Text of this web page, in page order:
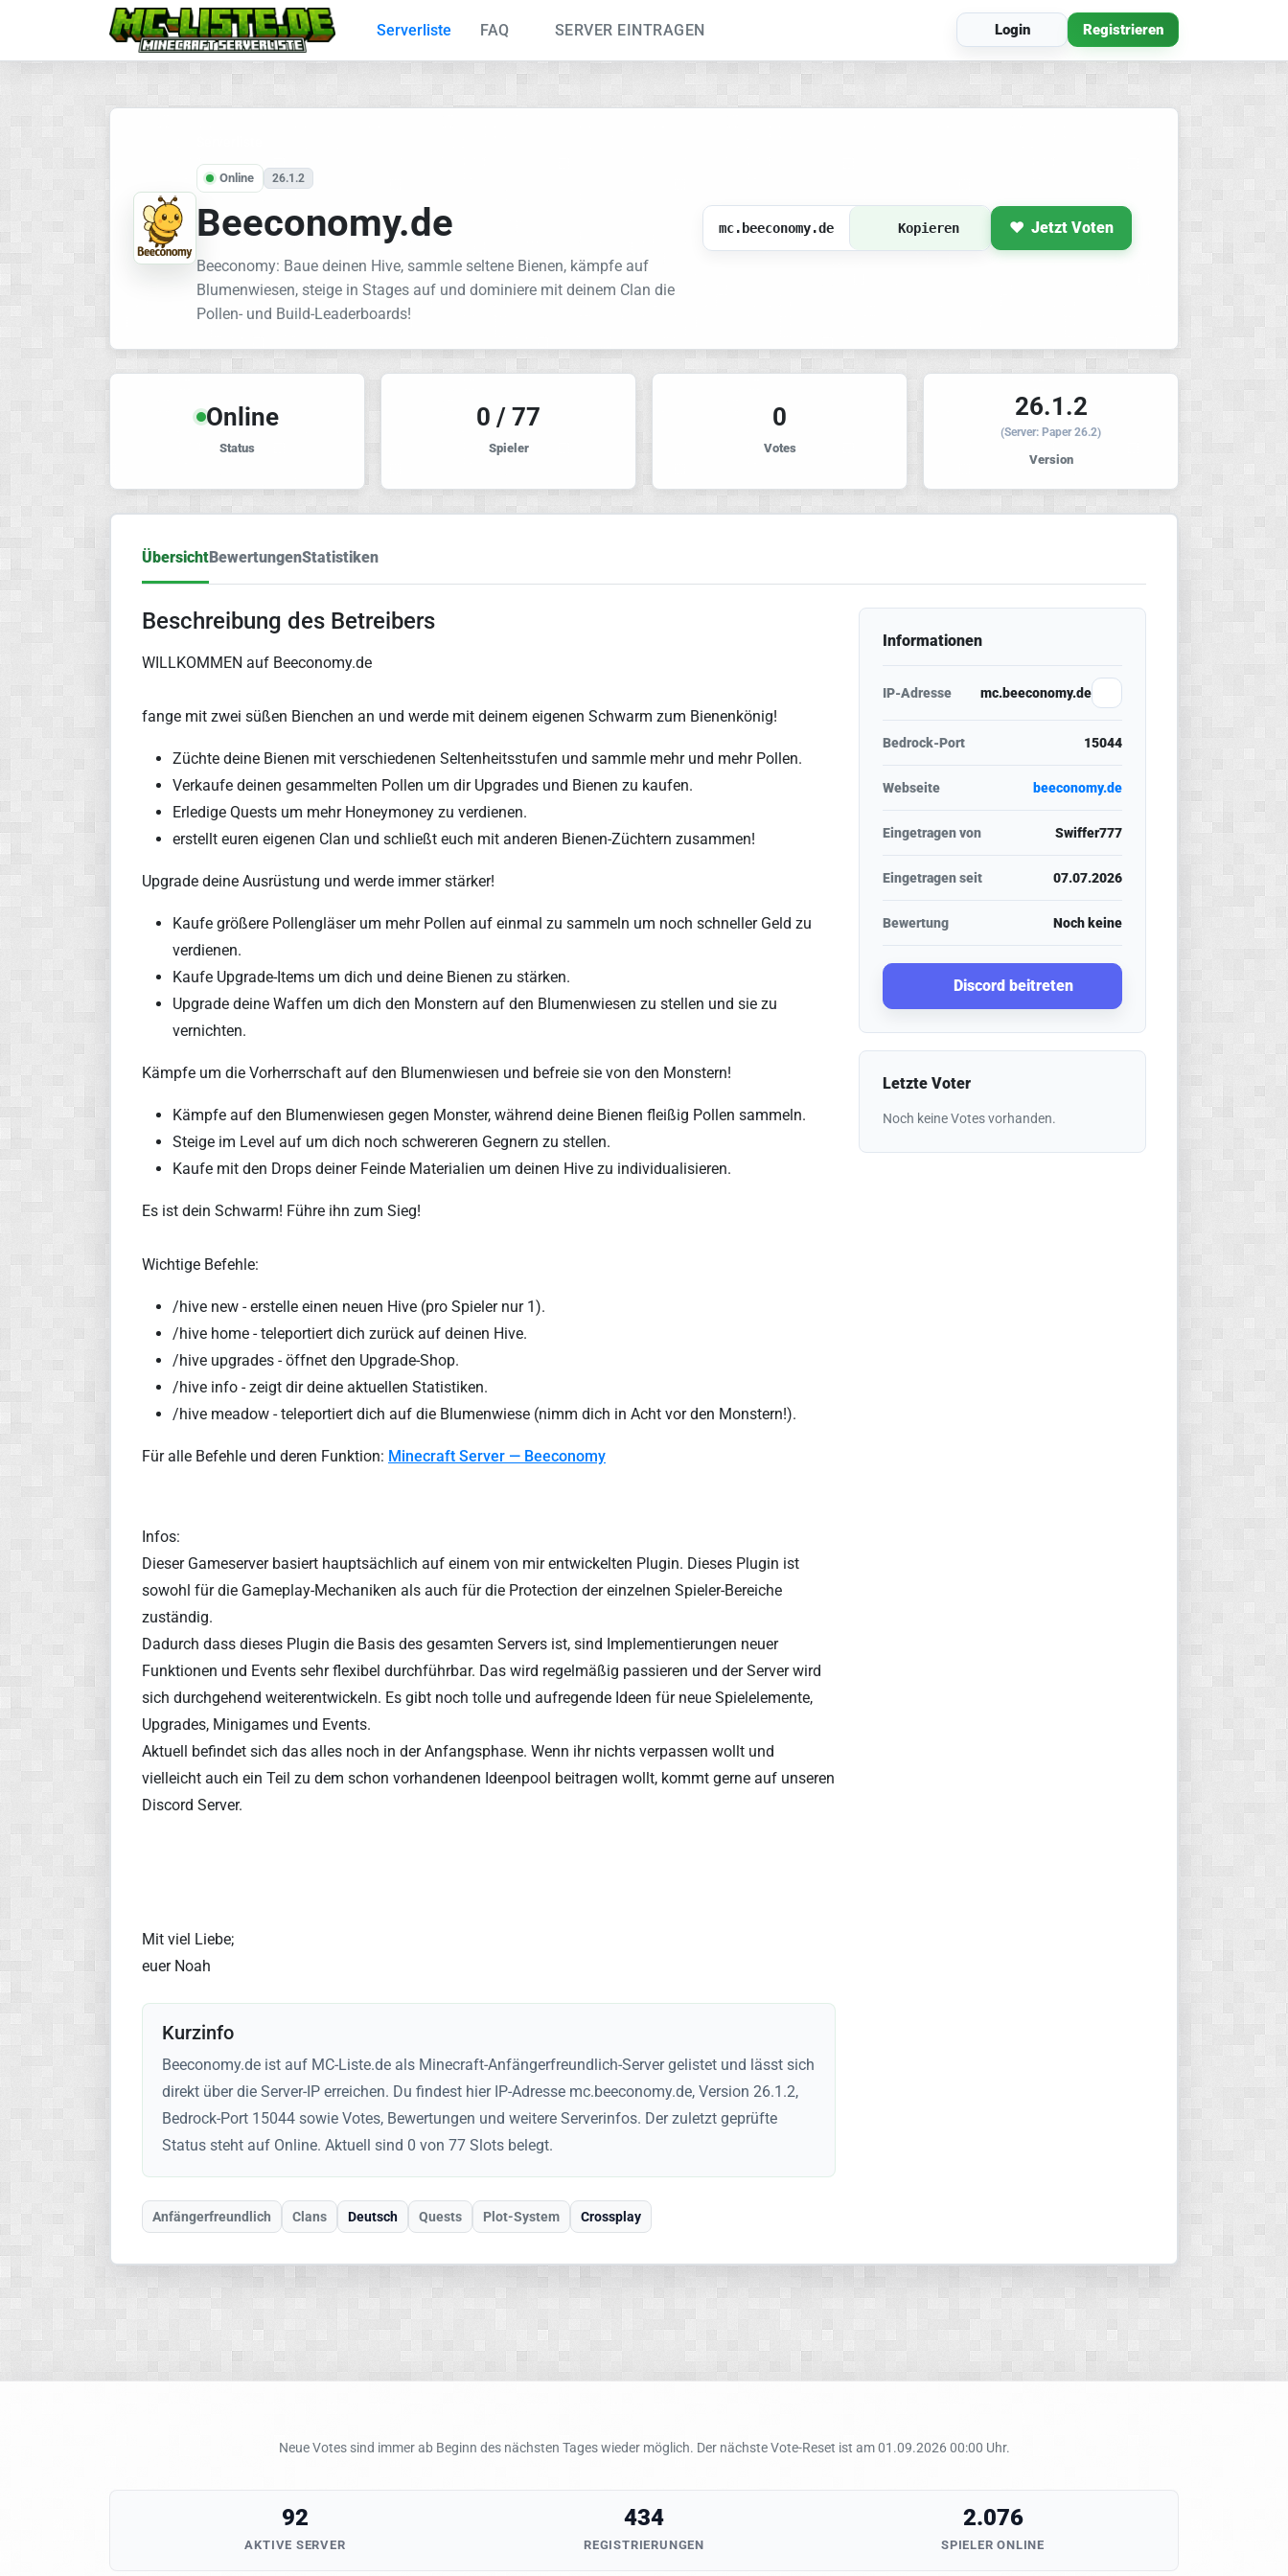
Serverliste FAQ SERVER EINTRAGEN Login Registrieren
Online 26.1.2
Beeconomy.de
Beeconomy: Baue deinen Hive, sammle seltene Bienen, kämpfe auf
Blumenwiesen, steige in Stages auf und dominiere mit deinem Clan die
Pollen- und Build-Leaderboards!
mc.beeconomy.de Kopieren Jetzt Voten
Online
Status
0 / 77
Spieler
0
Votes
26.1.2
(Server: Paper 26.2)
Version
ÜbersichtBewertungenStatistiken
Beschreibung des Betreibers
WILLKOMMEN auf Beeconomy.de
fange mit zwei süßen Bienchen an und werde mit deinem eigenen Schwarm zum Bienenkönig!
Züchte deine Bienen mit verschiedenen Seltenheitsstufen und sammle mehr und mehr Pollen.
Verkaufe deinen gesammelten Pollen um dir Upgrades und Bienen zu kaufen.
Erledige Quests um mehr Honeymoney zu verdienen.
erstellt euren eigenen Clan und schließt euch mit anderen Bienen-Züchtern zusammen!
Upgrade deine Ausrüstung und werde immer stärker!
Kaufe größere Pollengläser um mehr Pollen auf einmal zu sammeln um noch schneller Geld zu
verdienen.
Kaufe Upgrade-Items um dich und deine Bienen zu stärken.
Upgrade deine Waffen um dich den Monstern auf den Blumenwiesen zu stellen und sie zu
vernichten.
Kämpfe um die Vorherrschaft auf den Blumenwiesen und befreie sie von den Monstern!
Kämpfe auf den Blumenwiesen gegen Monster, während deine Bienen fleißig Pollen sammeln.
Steige im Level auf um dich noch schwereren Gegnern zu stellen.
Kaufe mit den Drops deiner Feinde Materialien um deinen Hive zu individualisieren.
Es ist dein Schwarm! Führe ihn zum Sieg!
Wichtige Befehle:
/hive new - erstelle einen neuen Hive (pro Spieler nur 1).
/hive home - teleportiert dich zurück auf deinen Hive.
/hive upgrades - öffnet den Upgrade-Shop.
/hive info - zeigt dir deine aktuellen Statistiken.
/hive meadow - teleportiert dich auf die Blumenwiese (nimm dich in Acht vor den Monstern!).
Für alle Befehle und deren Funktion: Minecraft Server — Beeconomy
Infos:
Dieser Gameserver basiert hauptsächlich auf einem von mir entwickelten Plugin. Dieses Plugin ist
sowohl für die Gameplay-Mechaniken als auch für die Protection der einzelnen Spieler-Bereiche
zuständig.
Dadurch dass dieses Plugin die Basis des gesamten Servers ist, sind Implementierungen neuer
Funktionen und Events sehr flexibel durchführbar. Das wird regelmäßig passieren und der Server wird
sich durchgehend weiterentwickeln. Es gibt noch tolle und aufregende Ideen für neue Spielelemente,
Upgrades, Minigames und Events.
Aktuell befindet sich das alles noch in der Anfangsphase. Wenn ihr nichts verpassen wollt und
vielleicht auch ein Teil zu dem schon vorhandenen Ideenpool beitragen wollt, kommt gerne auf unseren
Discord Server.
Mit viel Liebe;
euer Noah
Kurzinfo
Beeconomy.de ist auf MC-Liste.de als Minecraft-Anfängerfreundlich-Server gelistet und lässt sich
direkt über die Server-IP erreichen. Du findest hier IP-Adresse mc.beeconomy.de, Version 26.1.2,
Bedrock-Port 15044 sowie Votes, Bewertungen und weitere Serverinfos. Der zuletzt geprüfte
Status steht auf Online. Aktuell sind 0 von 77 Slots belegt.
Anfängerfreundlich Clans Deutsch Quests Plot-System Crossplay
Informationen
IP-Adresse mc.beeconomy.de
Bedrock-Port 15044
Webseite beeconomy.de
Eingetragen von Swiffer777
Eingetragen seit 07.07.2026
Bewertung Noch keine
Discord beitreten
Letzte Voter
Noch keine Votes vorhanden.
Neue Votes sind immer ab Beginn des nächsten Tages wieder möglich. Der nächste Vote-Reset ist am 01.09.2026 00:00 Uhr.
92
AKTIVE SERVER
434
REGISTRIERUNGEN
2.076
SPIELER ONLINE